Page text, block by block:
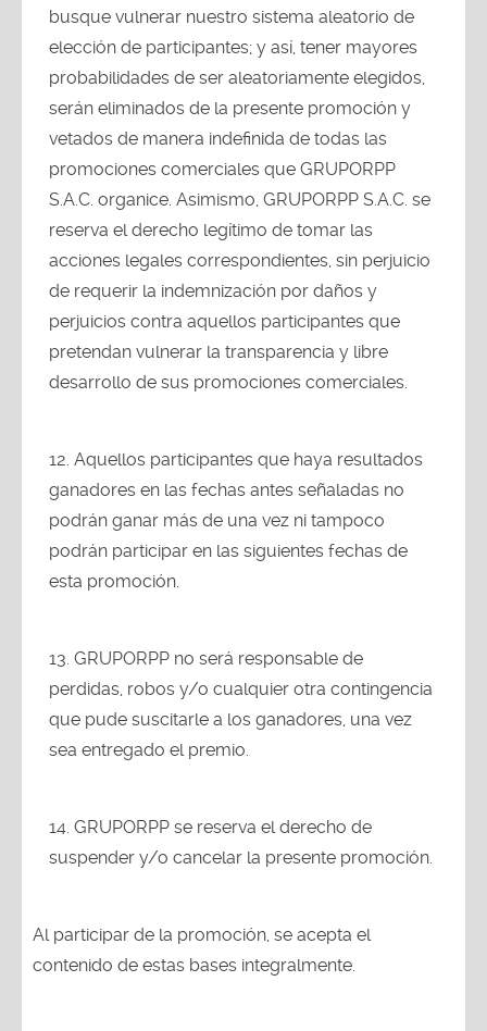
busque vulnerar nuestro sistema aleatorio de
elección de participantes; y así, tener mayores
probabilidades de ser aleatoriamente elegidos,
serán eliminados de la presente promoción y
vetados de manera indefinida de todas las
promociones comerciales que GRUPORPP
S.A.C. organice. Asimismo, GRUPORPP S.A.C. se
reserva el derecho legítimo de tomar las
acciones legales correspondientes, sin perjuicio
de requerir la indemnización por daños y
perjuicios contra aquellos participantes que
pretendan vulnerar la transparencia y libre
desarrollo de sus promociones comerciales.
Aquellos participantes que haya resultados
ganadores en las fechas antes señaladas no
podrán ganar más de una vez ni tampoco
podrán participar en las siguientes fechas de
esta promoción.
GRUPORPP no será responsable de
perdidas, robos y/o cualquier otra contingencia
que pude suscitarle a los ganadores, una vez
sea entregado el premio.
GRUPORPP se reserva el derecho de
suspender y/o cancelar la presente promoción.
Al participar de la promoción, se acepta el
contenido de estas bases integralmente.